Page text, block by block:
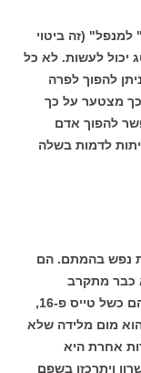
למנפל" (זה ביטוי
יכול לעשות. לא כל
להפוך לפרה
מצטער על כך
להפוך אדם
לדמות בשלה
נפש בהמתם. הם
כבר מתקרב
לממדים של טוויגי, שלחץ הדם שלו וראייתו הם כשל טייס פ-16,
מום מלידה שלא
אחרת היא
ויתרכזו בשפם